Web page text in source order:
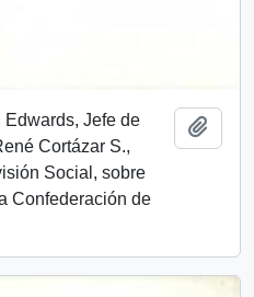
Jefe de
Cortázar S.,
Social, sobre
Confederación de